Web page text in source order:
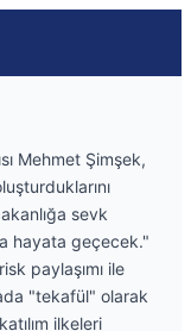
Mehmet Şimşek,
sevk
hayata geçecek."
paylaşımı ile
"tekafül" olarak
ilkeleri